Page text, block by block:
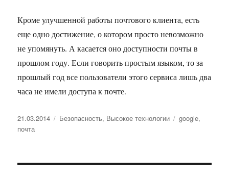
Кроме улучшенной работы почтового клиента, есть
еще одно достижение, о котором просто невозможно
не упомянуть. А касается оно доступности почты в
прошлом году. Если говорить простым языком, то за
прошлый год все пользователи этого сервиса лишь два
часа не имели доступа к почте.
Опубликовано
21.03.2014 Рубрики
Безопасность, Высокое технологии Метки
google,
почта